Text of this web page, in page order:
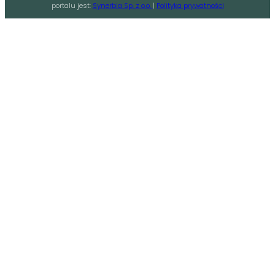
portalu jest: Synerbia Sp. z o.o. | Polityka prywatności